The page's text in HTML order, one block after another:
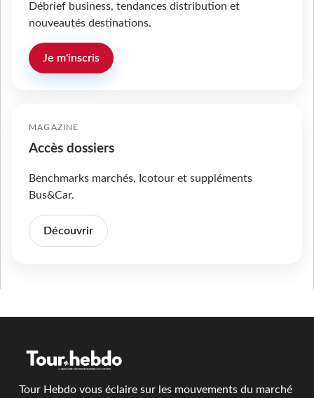
Débrief business, tendances distribution et
nouveautés destinations.
Je m'inscris
MAGAZINE
Accès dossiers
Benchmarks marchés, Icotour et suppléments
Bus&Car.
Découvrir
Tour Hebdo vous éclaire sur les mouvements du marché